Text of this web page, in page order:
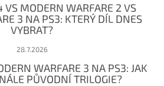
VS MODERN WARFARE 2 VS
3 NA PS3: KTERÝ DÍL DNES
VYBRAT?
28.7.2026
WARFARE 3 NA PS3: JAK
PŮVODNÍ TRILOGIE?